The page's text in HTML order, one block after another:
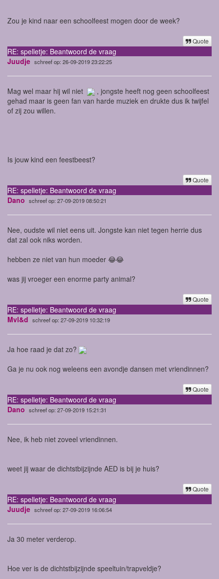
Zou je kind naar een schoolfeest mogen door de week?
Quote
RE: spelletje: Beantwoord de vraag
Juudje schreef op: 26-09-2019 23:22:25
Mag wel maar hij wil niet
, jongste heeft nog geen schoolfeest
gehad maar is geen fan van harde muziek en drukte dus ik twijfel
of zij zou willen.
Is jouw kind een feestbeest?
Quote
RE: spelletje: Beantwoord de vraag
Dano schreef op: 27-09-2019 08:50:21
Nee, oudste wil niet eens uit. Jongste kan niet tegen herrie dus
dat zal ook niks worden.
hebben ze niet van hun moeder 😂😂
was jij vroeger een enorme party animal?
Quote
RE: spelletje: Beantwoord de vraag
Mvl&d schreef op: 27-09-2019 10:32:19
Ja hoe raad je dat zo?
Ga je nu ook nog weleens een avondje dansen met vriendinnen?
Quote
RE: spelletje: Beantwoord de vraag
Dano schreef op: 27-09-2019 15:21:31
Nee, ik heb niet zoveel vriendinnen.
weet jij waar de dichtstbijzijnde AED is bij je huis?
Quote
RE: spelletje: Beantwoord de vraag
Juudje schreef op: 27-09-2019 16:06:54
Ja 30 meter verderop.
Hoe ver is de dichtstbijzijnde speeltuin/trapveldje?